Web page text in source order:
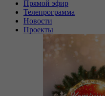
Прямой эфир
Телепрограмма
Новости
Проекты